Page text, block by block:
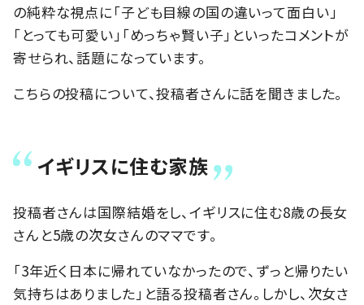
の純粋な視点に「子ども目線の国の違いって面白い」
「とっても可愛い」「めっちゃ賢い子」といったコメントが
寄せられ、話題になっています。
こちらの投稿について、投稿者さんに話を聞きました。
イギリスに住む家族
投稿者さんは国際結婚をし、イギリスに住む8歳の長女
さんと5歳の次女さんのママです。
「3年近く日本に帰れていなかったので、ずっと帰りたい
気持ちはありました」と語る投稿者さん。しかし、次女さ